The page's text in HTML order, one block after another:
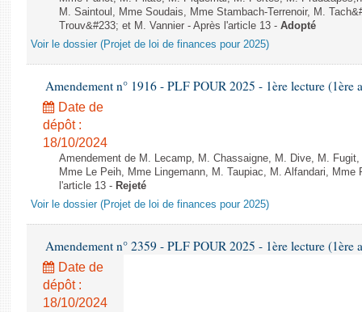
M. Saintoul, Mme Soudais, Mme Stambach-Terrenoir, M.
Trouv&#233; et M. Vannier - Après l'article 13 - Adopté
Voir le dossier (Projet de loi de finances pour 2025)
Amendement n° 1916 - PLF POUR 2025 - 1ère lecture (1ère
Date de
dépôt :
18/10/2024
Amendement de M. Lecamp, M. Chassaigne, M. Dive, M.
Mme Le Peih, Mme Lingemann, M. Taupiac, M. Alfandari, Mme
l'article 13 - Rejeté
Voir le dossier (Projet de loi de finances pour 2025)
Amendement n° 2359 - PLF POUR 2025 - 1ère lecture (1ère
Date de
dépôt :
18/10/2024